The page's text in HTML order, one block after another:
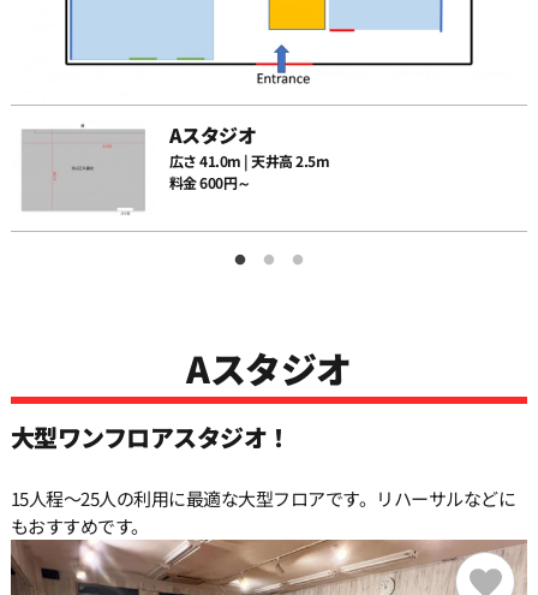
Aスタジオ
広さ 41.0m | 天井高 2.5m
料金 600円～
Aスタジオ
大型ワンフロアスタジオ！
15人程〜25人の利用に最適な大型フロアです。リハーサルなどに
もおすすめです。